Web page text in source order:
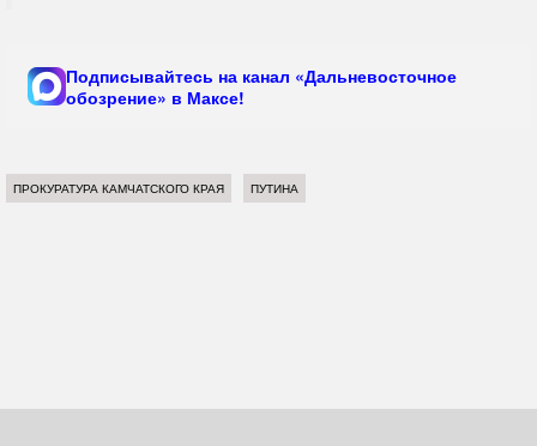
Подписывайтесь на канал «Дальневосточное
обозрение» в Максе!
ПРОКУРАТУРА КАМЧАТСКОГО КРАЯ ПУТИНА